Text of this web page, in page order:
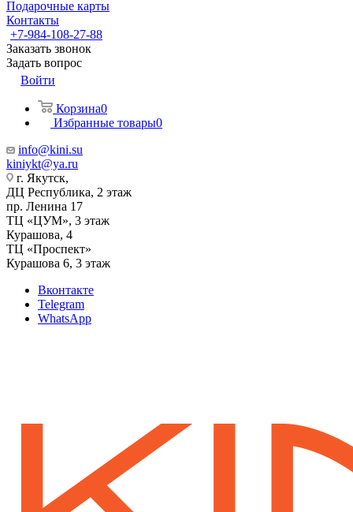
Подарочные карты
Контакты
+7-984-108-27-88
Заказать звонок
Задать вопрос
Войти
Корзина0
Избранные товары0
info@kini.su
kiniykt@ya.ru
г. Якутск, ​‌
ДЦ Республика, 2 этаж
‌‌пр. Ленина 17
‌ТЦ «ЦУМ», 3 этаж
‌Курашова, 4
ТЦ «Проспект»
Курашова 6, 3 этаж
Вконтакте
Telegram
WhatsApp